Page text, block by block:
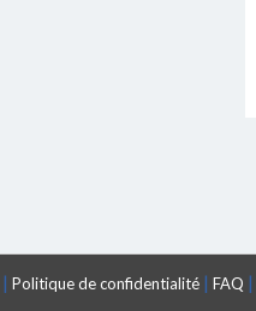
| Politique de confidentialité | FAQ |